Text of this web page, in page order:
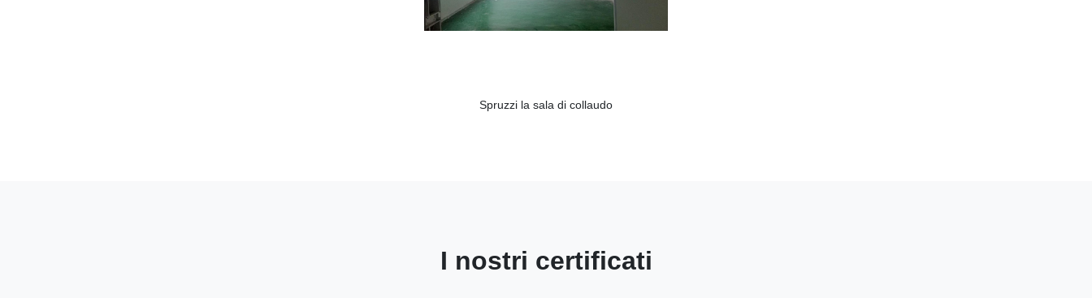
Spruzzi la sala di collaudo
I nostri certificati